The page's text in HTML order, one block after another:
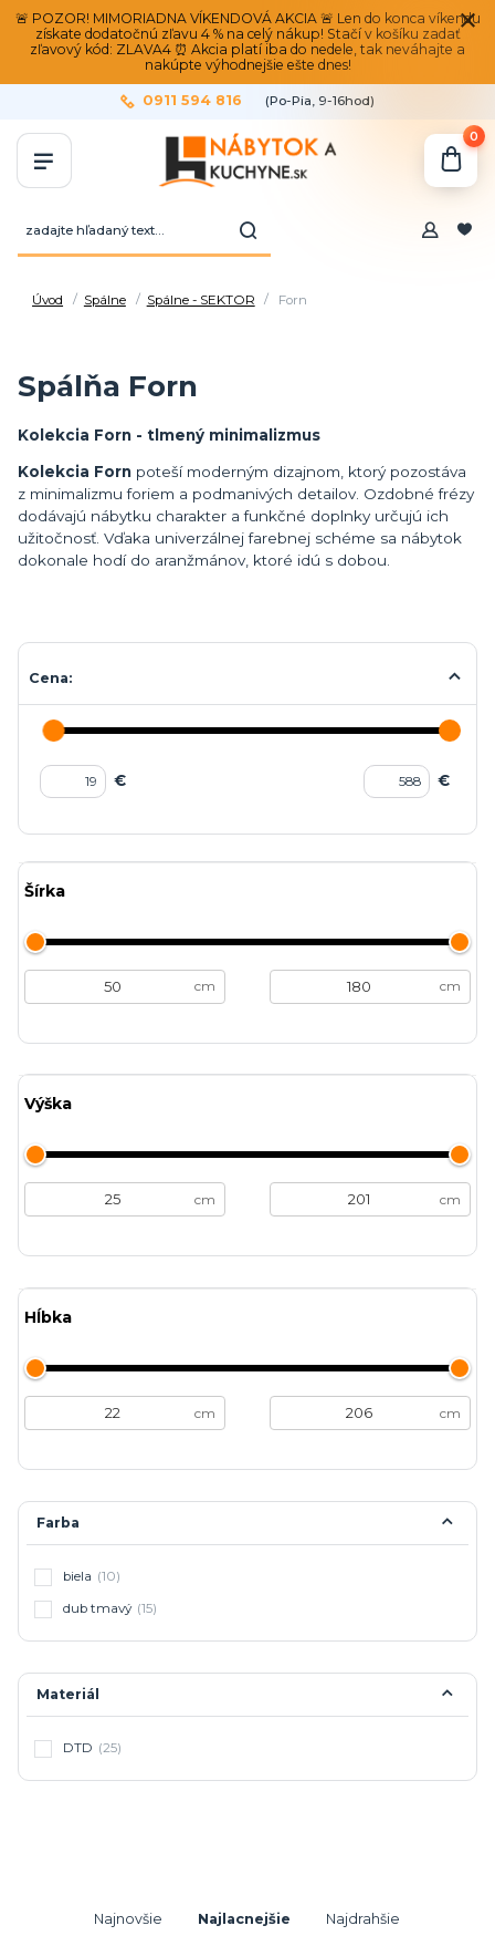
🚨 POZOR! MIMORIADNA VÍKENDOVÁ AKCIA 🚨 Len do konca víkendu
získate dodatočnú zľavu 4 % na celý nákup! Stačí v košíku zadať
zľavový kód: ZLAVA4 ⏰ Akcia platí iba do nedele, tak neváhajte a
nakúpte výhodnejšie ešte dnes!
0911 594 816 (Po-Pia, 9-16hod)
0
Úvod Spálne Spálne - SEKTOR Forn
Spálňa Forn
Kolekcia Forn - tlmený minimalizmus
Kolekcia Forn poteší moderným dizajnom, ktorý pozostáva
z minimalizmu foriem a podmanivých detailov. Ozdobné frézy
dodávajú nábytku charakter a funkčné doplnky určujú ich
užitočnosť. Vďaka univerzálnej farebnej schéme sa nábytok
dokonale hodí do aranžmánov, ktoré idú s dobou.
Cena:
€ €
Šírka
cm cm
Výška
cm cm
Hĺbka
cm cm
Farba
biela (10)
dub tmavý (15)
Materiál
DTD (25)
Najnovšie Najlacnejšie Najdrahšie